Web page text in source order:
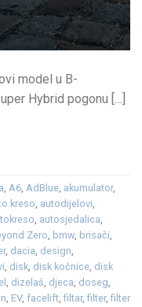
model u B-
Hybrid pogonu […]
, A6, AdBlue, akumulator,
kreso, autodijelovi,
, autosjedalica,
Zero, bmw, brisači,
, dacia, design,
, disk, disk kočnice, disk
, dizelaš, djeca, doseg,
, EV, facelift,filtar,filter,filter